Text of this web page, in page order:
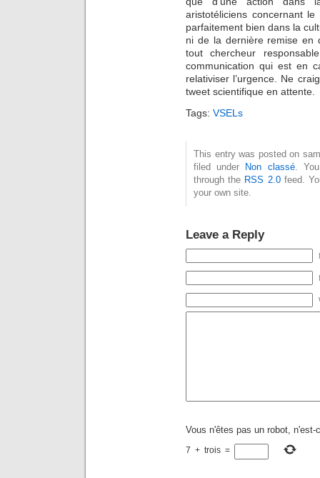
aristotéliciens concernant le
parfaitement bien dans la
ni de la dernière remise en
tout chercheur
communication qui est en
relativiser l’urgence. Ne
tweet scientifique en attente.
Tags: VSELs
This entry was posted on
filed under
Non classé.
through the RSS 2.0feed.
your own site.
Leave a Reply
Vous n'êtes pas un robot, n'est-
7 + trois =